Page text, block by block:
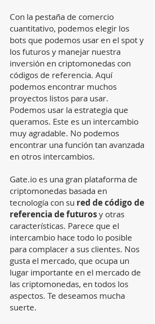
Con la pestaña de comercio
cuantitativo, podemos elegir los
bots que podemos usar en el spot y
los futuros y manejar nuestra
inversión en criptomonedas con
códigos de referencia. Aquí
podemos encontrar muchos
proyectos listos para usar.
Podemos usar la estrategia que
queramos. Este es un intercambio
muy agradable. No podemos
encontrar una función tan avanzada
en otros intercambios.
Gate.io es una gran plataforma de
criptomonedas basada en
tecnología con su red de código de
referencia de futurosy otras
características. Parece que el
intercambio hace todo lo posible
para complacer a sus clientes. Nos
gusta el mercado, que ocupa un
lugar importante en el mercado de
las criptomonedas, en todos los
aspectos. Te deseamos mucha
suerte.